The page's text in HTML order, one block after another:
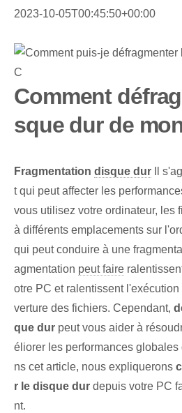
2023-10-05T00:45:50+00:00
Comment
sque dur de
Fragmentation disque dur Il
t qui peut affecter les
vous utilisez votre ordinateur, les
à différents emplacements sur
qui peut conduire à une
agmentation peut faire
otre PC et ralentissent
verture des fichiers. Cependant,
que dur peut vous aider à
éliorer les performances globales
ns cet article, nous expliquerons
r le disque dur depuis votre PC
nt.